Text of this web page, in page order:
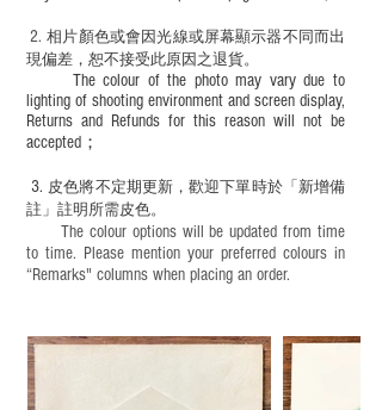
​2.相片顏色或會因光線或屏幕顯示器不同而出
現偏差，恕不接受此原因之退貨。
The colour of the photo may vary due to
lighting of shooting environment and screen display,
Returns and Refunds for this reason will not be
accepted；
3. 皮色將不定期更新，歡迎下單時於「新增備
註」註明 所需皮色。
The colour options will be updated from time
to time. Please mention your preferred colours in
“Remarks" columns when placing an order.